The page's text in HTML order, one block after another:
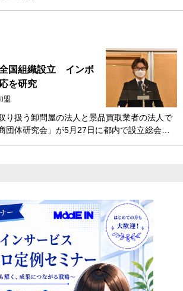
国組織設立 インボ
を研究
盟
り扱う卸問屋の法人と景品買取業者の法人で
団体研究会」が5月27日に都内で設立総会…